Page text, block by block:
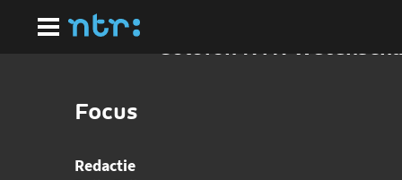
hoofdinhoud
Colofon NTR
Focus
Redactie